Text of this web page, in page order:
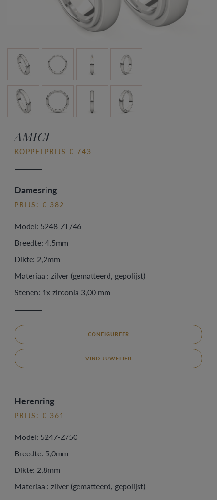
AMICI
KOPPELPRIJS € 743
Damesring
PRIJS: € 382
Model: 5248-ZL/46
Breedte: 4,5mm
Dikte: 2,2mm
Materiaal: zilver (gematteerd, gepolijst)
Stenen: 1x zirconia 3,00 mm
CONFIGUREER
VIND JUWELIER
Herenring
PRIJS: € 361
Model: 5247-Z/50
Breedte: 5,0mm
Dikte: 2,8mm
Materiaal: zilver (gematteerd, gepolijst)